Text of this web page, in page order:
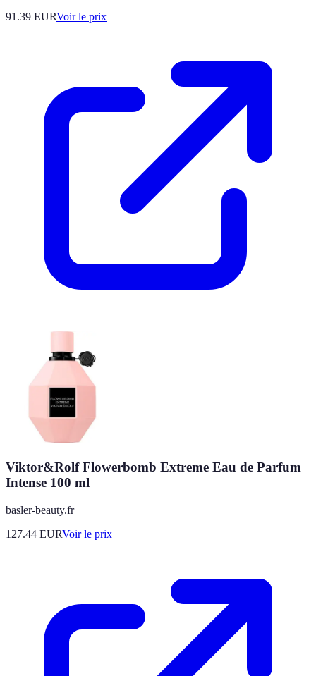
91.39 EURVoir le prix
Viktor&Rolf Flowerbomb Extreme Eau de Parfum
Intense 100 ml
basler-beauty.fr
127.44 EURVoir le prix